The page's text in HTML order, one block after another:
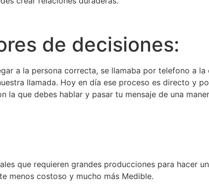
de decisiones:
a la persona correcta, se llamaba por telefono a
llamada. Hoy en día ese proceso es directo y
la que debes hablar y pasar tu mensaje de una
que requieren grandes producciones para hacer
menos costoso y mucho más Medible.